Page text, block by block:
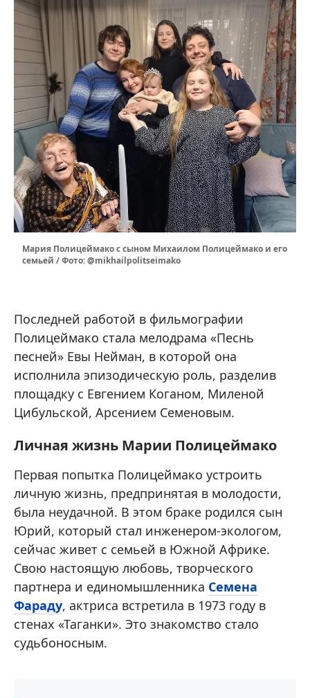
Мария Полицеймако с сыном Михаилом Полицеймако и его
семьей / Фото: @mikhailpolitseimako
Последней работой в фильмографии
Полицеймако стала мелодрама «Песнь
песней» Евы Нейман, в которой она
исполнила эпизодическую роль, разделив
площадку с Евгением Коганом, Миленой
Цибульской, Арсением Семеновым.
Личная жизнь Марии Полицеймако
Первая попытка Полицеймако устроить
личную жизнь, предпринятая в молодости,
была неудачной. В этом браке родился сын
Юрий, который стал инженером-экологом,
сейчас живет с семьей в Южной Африке.
Свою настоящую любовь, творческого
партнера и единомышленника Семена
Фараду, актриса встретила в 1973 году в
стенах «Таганки». Это знакомство стало
судьбоносным.